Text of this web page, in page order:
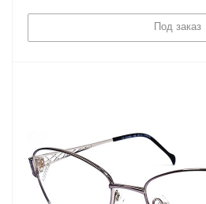
Под заказ